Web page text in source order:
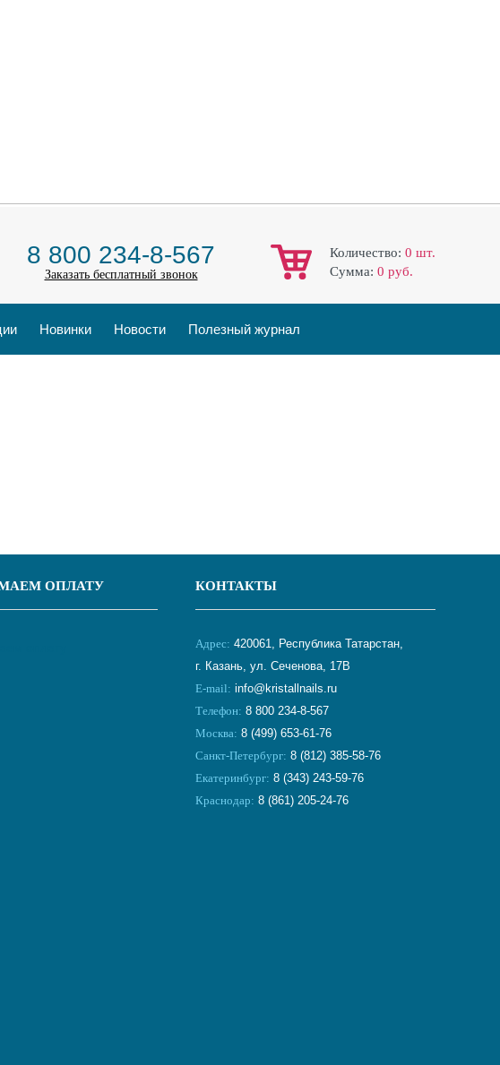
8 800 234-8-567
Заказать бесплатный звонок
Количество: 0 шт.
Cумма: 0 руб.
Новинки Новости Полезный журнал
ОПЛАТУ КОНТАКТЫ
Адрес: 420061, Республика Татарстан,
г. Казань, ул. Сеченова, 17В
E-mail: info@kristallnails.ru
Телефон: 8 800 234-8-567
Москва: 8 (499) 653-61-76
Санкт-Петербург: 8 (812) 385-58-76
Екатеринбург: 8 (343) 243-59-76
Краснодар: 8 (861) 205-24-76